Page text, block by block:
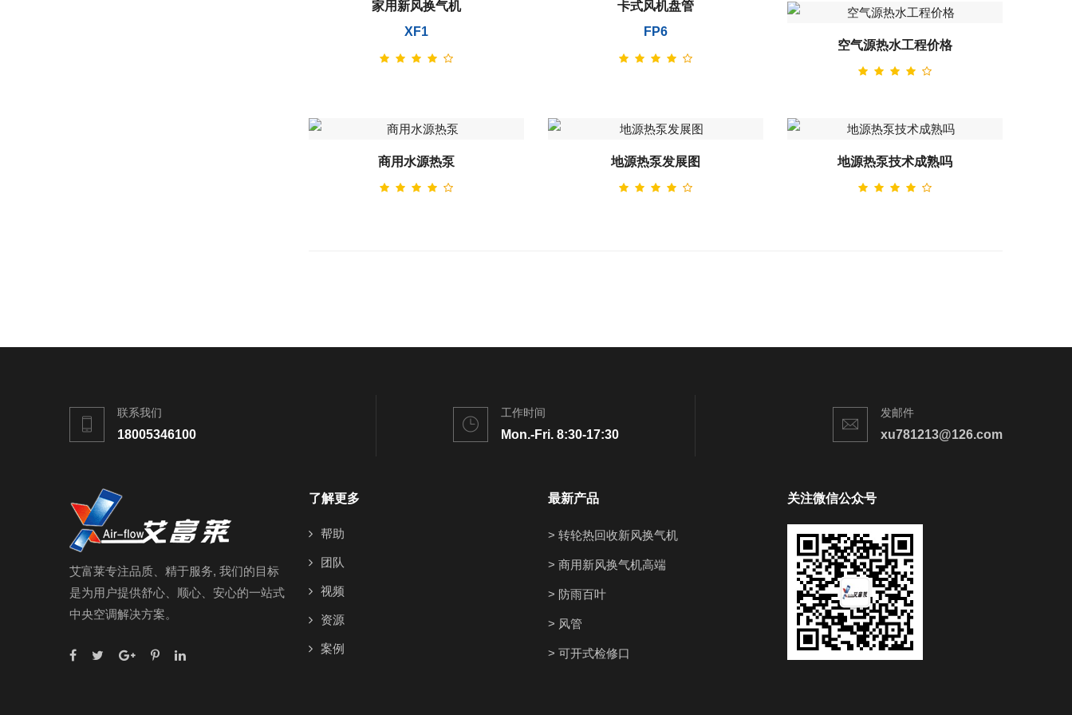
家用新风换气机
XF1
卡式风机盘管
FP6
空气源热水工程价格
商用水源热泵 地源热泵发展图 地源热泵技术成熟吗
联系我们
18005346100
工作时间
Mon.-Fri. 8:30-17:30
发邮件
xu781213@126.com
艾富莱专注品质、精于服务, 我们的目标
是为用户提供舒心、顺心、安心的一站式
中央空调解决方案。
了解更多
帮助
团队
视频
资源
案例
最新产品
> 转轮热回收新风换气机
> 商用新风换气机高端
> 防雨百叶
> 风管
> 可开式检修口
关注微信公众号